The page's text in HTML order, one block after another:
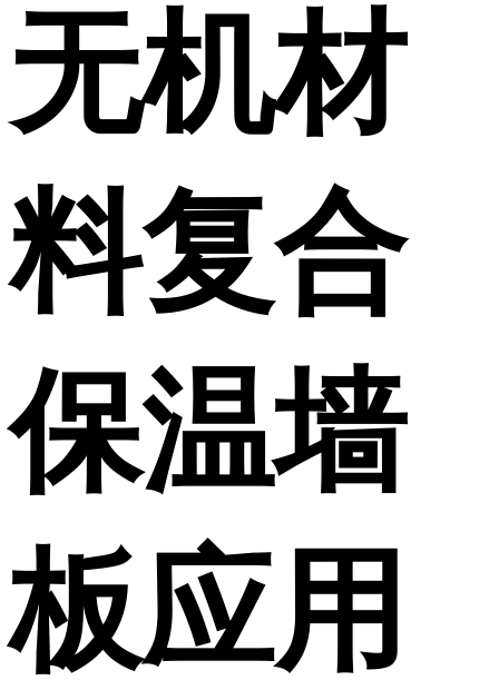
无机材
料复合
保温墙
板应用